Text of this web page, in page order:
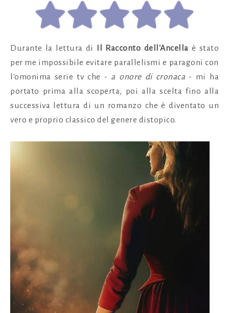
Durante la lettura di Il Racconto dell'Ancella è stato
per me impossibile evitare parallelismi e paragoni con
l'omonima serie tv che - a onore di cronaca - mi ha
portato prima alla scoperta, poi alla scelta fino alla
successiva lettura di un romanzo che è diventato un
vero e proprio classico del genere distopico.